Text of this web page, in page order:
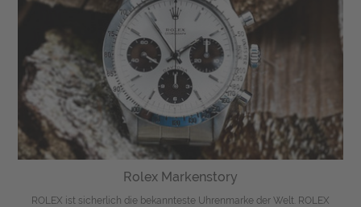
Rolex Markenstory
ROLEX ist sicherlich die bekannteste Uhrenmarke der Welt. ROLEX